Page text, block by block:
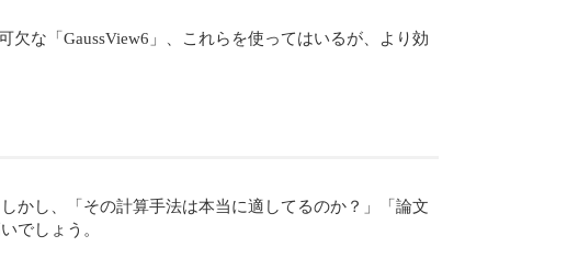
な「GaussView6」、これらを使ってはいるが、より効
かし、「その計算手法は本当に適してるのか？」「論文
でしょう。